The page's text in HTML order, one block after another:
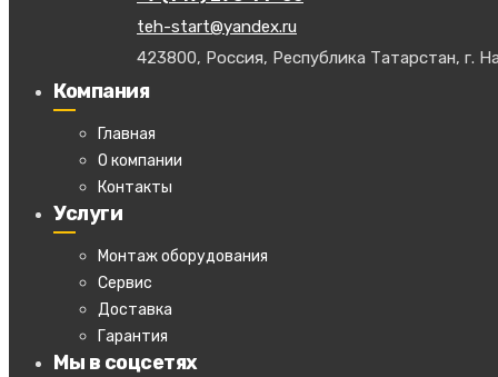
teh-start@yandex.ru
423800, Россия, Республика Татарстан, г.
Компания
Главная
О компании
Контакты
Услуги
Монтаж оборудования
Сервис
Доставка
Гарантия
Мы в соцсетях